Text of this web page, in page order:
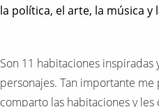
la política, el arte, la música
Son 11 habitaciones
personajes. Tan importante
comparto las habitaciones y